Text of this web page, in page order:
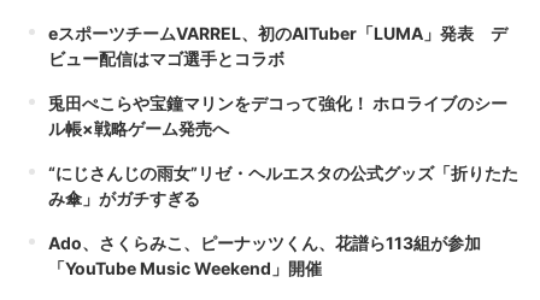
eスポーツチームVARREL、初のAITuber「LUMA」発表 デ
ビュー配信はマゴ選手とコラボ
兎田ぺこらや宝鐘マリンをデコって強化！ ホロライブのシー
ル帳×戦略ゲーム発売へ
“にじさんじの雨女”リゼ・ヘルエスタの公式グッズ「折りたた
み傘」がガチすぎる
Ado、さくらみこ、ピーナッツくん、花譜ら113組が参加
「YouTube Music Weekend」開催